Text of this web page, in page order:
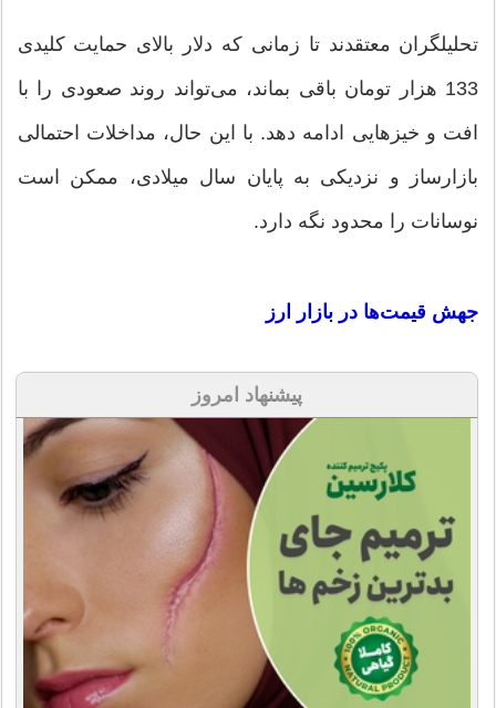
تحلیلگران معتقدند تا زمانی که دلار بالای حمایت کلیدی
133 هزار تومان باقی بماند، می‌تواند روند صعودی را با
افت و خیزهایی ادامه دهد. با این حال، مداخلات احتمالی
بازارساز و نزدیکی به پایان سال میلادی، ممکن است
نوسانات را محدود نگه دارد.
جهش قیمت‌ها در بازار ارز
پیشنهاد امروز